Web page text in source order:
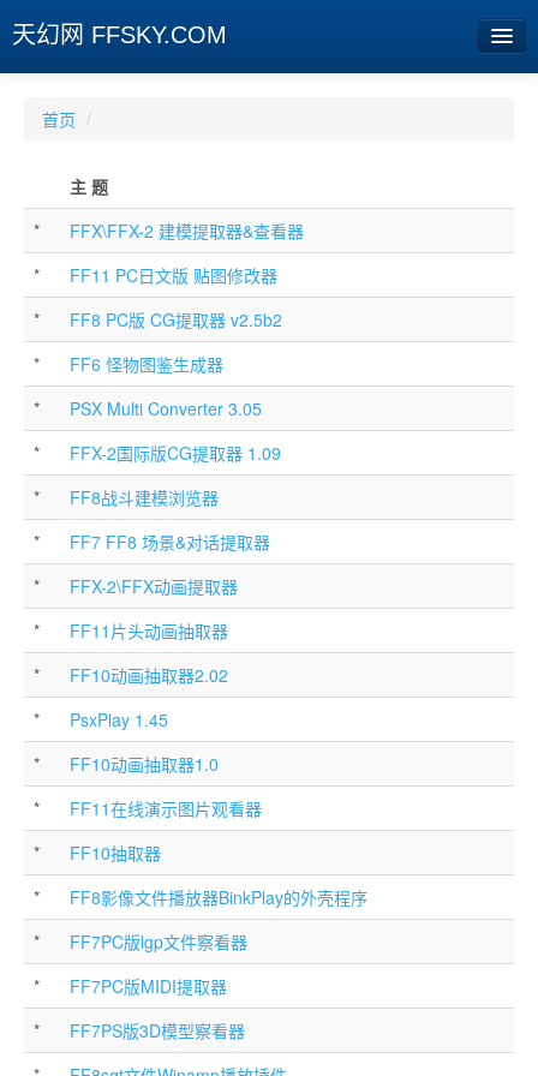
天幻网 FFSKY.COM
周边
娱乐
社区
旧版临时
[登陆] [注册]
首页 /
主 题
*
FFX\FFX-2 建模提取器&查看器
*
FF11 PC日文版 贴图修改器
*
FF8 PC版 CG提取器 v2.5b2
*
FF6 怪物图鉴生成器
*
PSX Multi Converter 3.05
*
FFX-2国际版CG提取器 1.09
*
FF8战斗建模浏览器
*
FF7 FF8 场景&对话提取器
*
FFX-2\FFX动画提取器
*
FF11片头动画抽取器
*
FF10动画抽取器2.02
*
PsxPlay 1.45
*
FF10动画抽取器1.0
*
FF11在线演示图片观看器
*
FF10抽取器
*
FF8影像文件播放器BinkPlay的外壳程序
*
FF7PC版lgp文件察看器
*
FF7PC版MIDI提取器
*
FF7PS版3D模型察看器